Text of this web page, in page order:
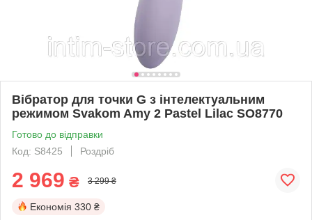
Вібратор для точки G з інтелектуальним
режимом Svakom Amy 2 Pastel Lilac SO8770
Готово до відправки
Код: S8425
Роздріб
2 969 ₴ 3 299 ₴
Економія 330 ₴